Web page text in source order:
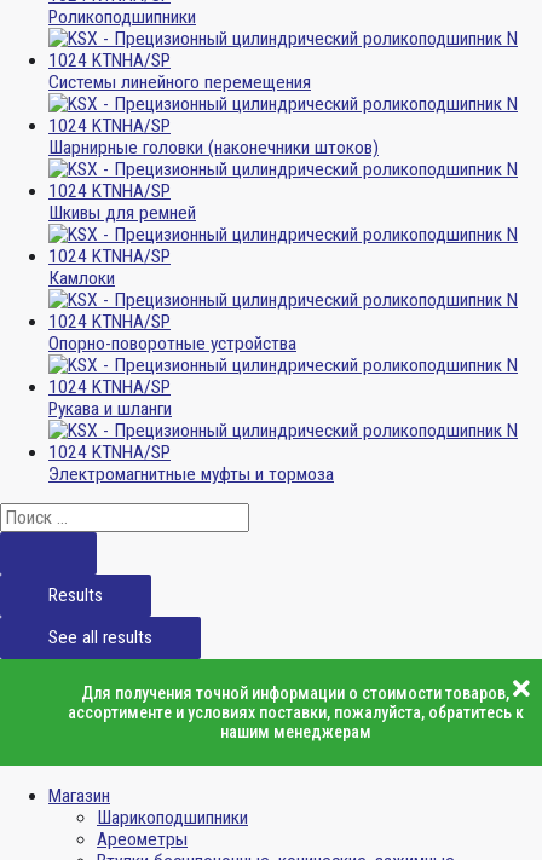
Роликоподшипники
Системы линейного перемещения
Шарнирные головки (наконечники штоков)
Шкивы для ремней
Камлоки
Опорно-поворотные устройства
Рукава и шланги
Электромагнитные муфты и тормоза
Results
See all results
Для получения точной информации о стоимости товаров,
ассортименте и условиях поставки, пожалуйста, обратитесь к
нашим менеджерам
Магазин
Шарикоподшипники
Ареометры